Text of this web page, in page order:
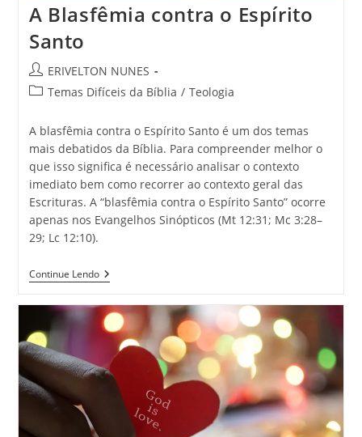
A Blasfêmia contra o Espírito
Santo
ERIVELTON NUNES
Temas Difíceis da Bíblia / Teologia
A blasfêmia contra o Espírito Santo é um dos temas
mais debatidos da Bíblia. Para compreender melhor o
que isso significa é necessário analisar o contexto
imediato bem como recorrer ao contexto geral das
Escrituras. A “blasfêmia contra o Espírito Santo” ocorre
apenas nos Evangelhos Sinópticos (Mt 12:31; Mc 3:28–
29; Lc 12:10).
Continue Lendo